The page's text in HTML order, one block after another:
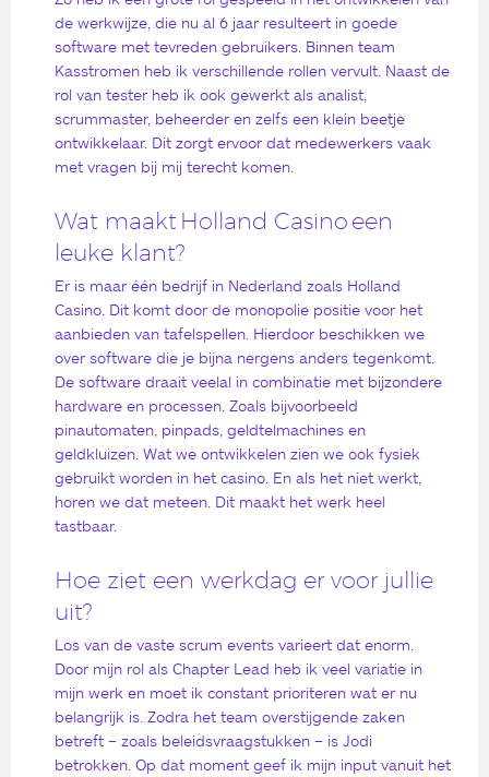
de werkwijze, die nu al 6 jaar resulteert in goede
software met tevreden gebruikers. Binnen team
Kasstromen heb ik verschillende rollen vervult. Naast de
rol van tester heb ik ook gewerkt als analist,
scrummaster, beheerder en zelfs een klein beetje
ontwikkelaar. Dit zorgt ervoor dat medewerkers vaak
met vragen bij mij terecht komen.
Wat maakt Holland Casino een
leuke klant?
Er is maar één bedrijf in Nederland zoals Holland
Casino. Dit komt door de monopolie positie voor het
aanbieden van tafelspellen. Hierdoor beschikken we
over software die je bijna nergens anders tegenkomt.
De software draait veelal in combinatie met bijzondere
hardware en processen. Zoals bijvoorbeeld
pinautomaten, pinpads, geldtelmachines en
geldkluizen. Wat we ontwikkelen zien we ook fysiek
gebruikt worden in het casino. En als het niet werkt,
horen we dat meteen. Dit maakt het werk heel
tastbaar.
Hoe ziet een werkdag er voor jullie
uit?
Los van de vaste scrum events varieert dat enorm.
Door mijn rol als Chapter Lead heb ik veel variatie in
mijn werk en moet ik constant prioriteren wat er nu
belangrijk is. Zodra het team overstijgende zaken
betreft – zoals beleidsvraagstukken – is Jodi
betrokken. Op dat moment geef ik mijn input vanuit het